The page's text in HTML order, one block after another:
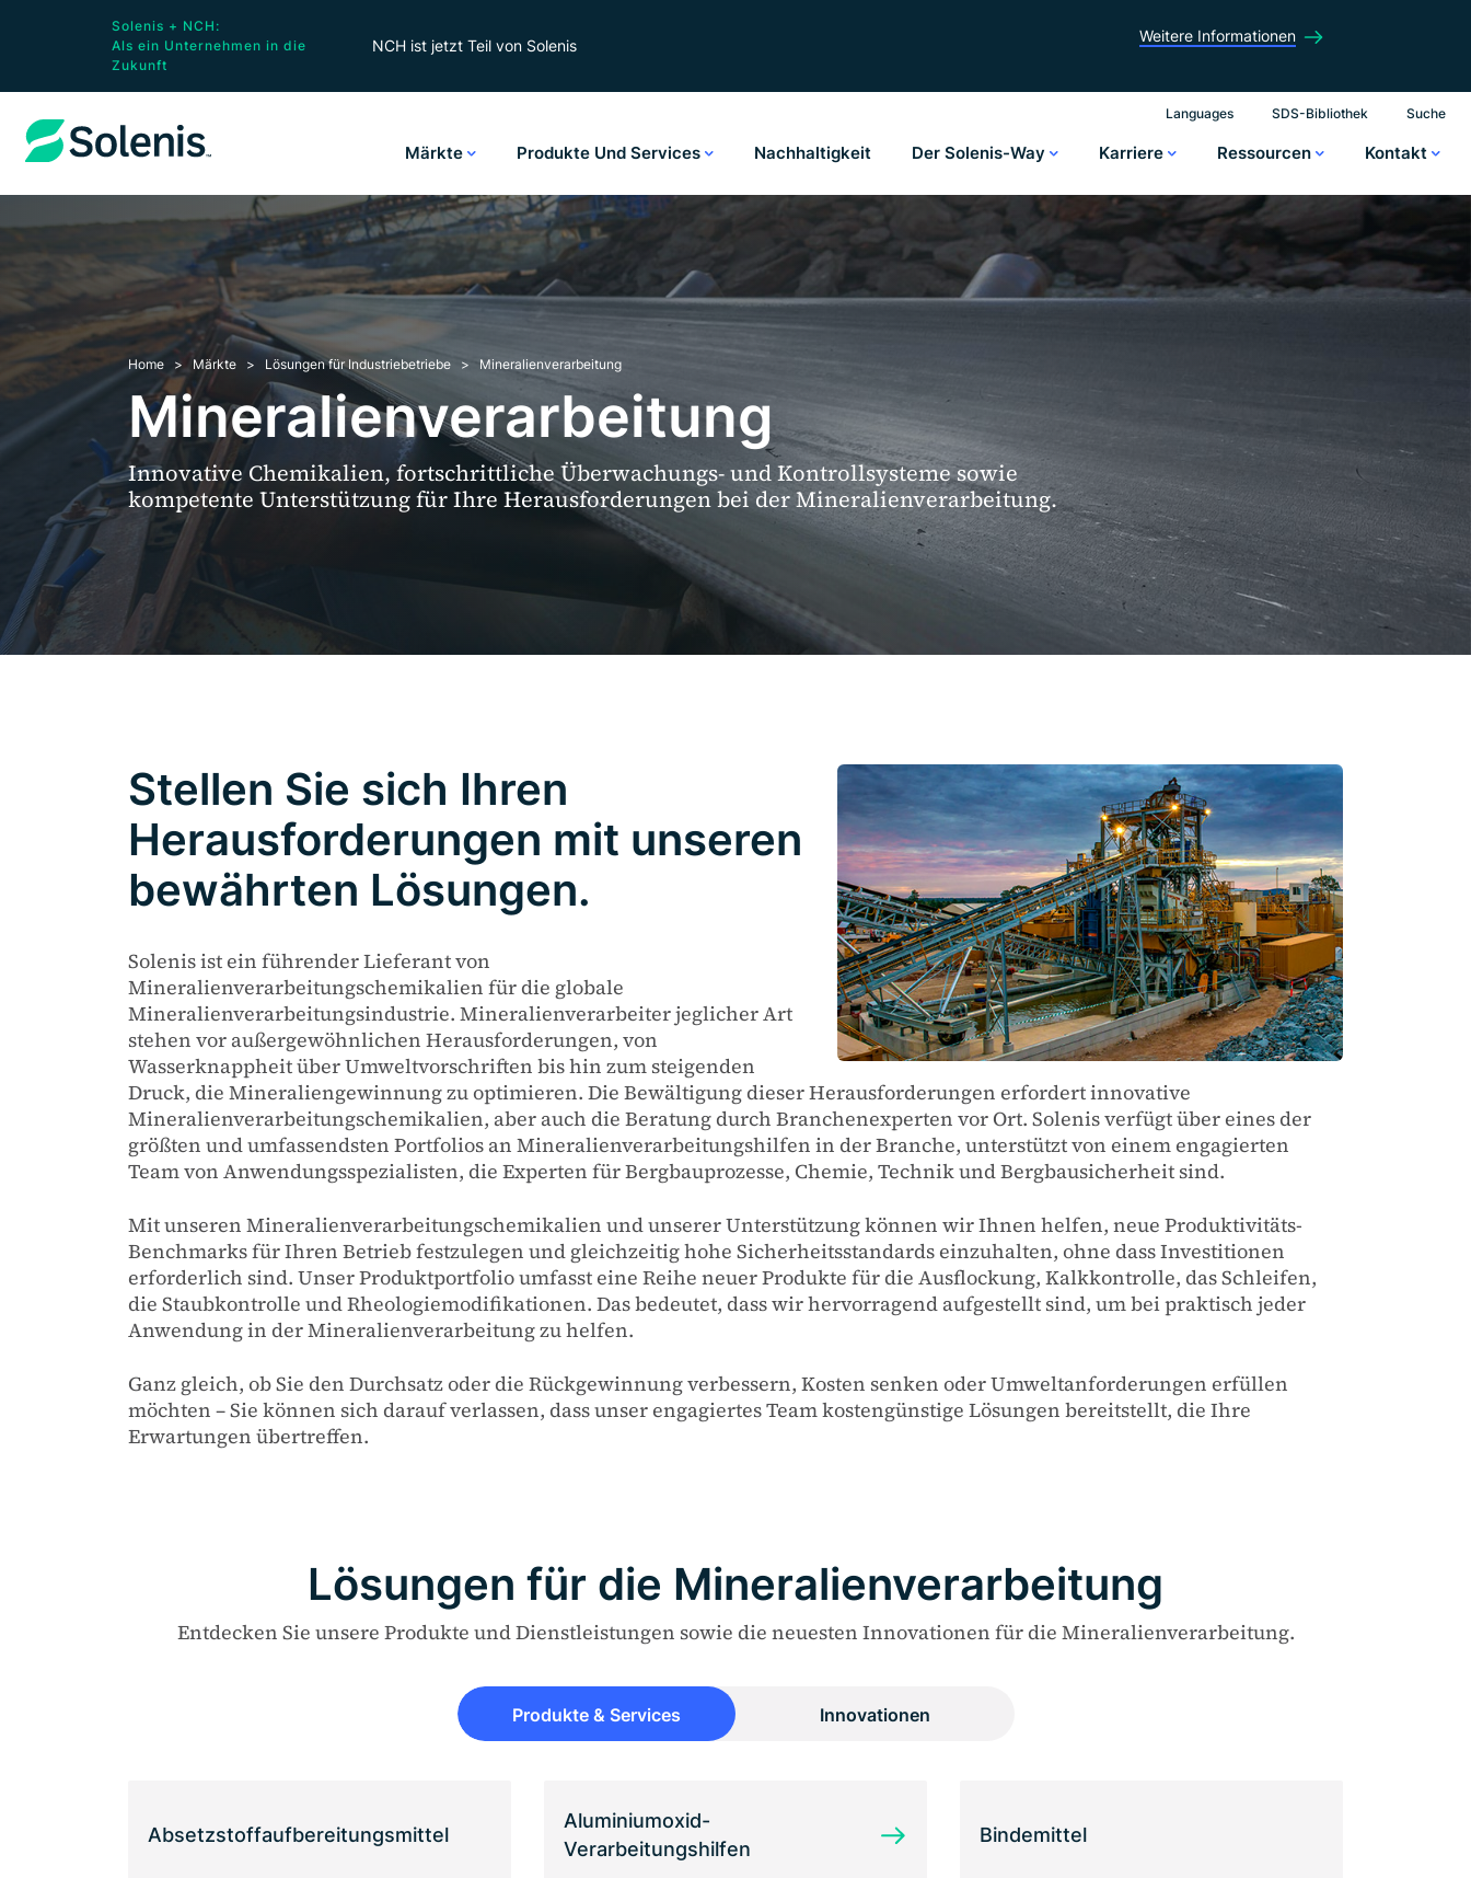
Solenis + NCH:
Als ein Unternehmen in die
Zukunft
NCH ist jetzt Teil von Solenis
Weitere Informationen
Languages SDS-Bibliothek Suche
Märkte Produkte Und Services Nachhaltigkeit Der Solenis-Way Karriere Ressourcen Kontakt
Home Märkte Lösungen für Industriebetriebe Mineralienverarbeitung
Mineralienverarbeitung
Innovative Chemikalien, fortschrittliche Überwachungs- und Kontrollsysteme sowie
kompetente Unterstützung für Ihre Herausforderungen bei der Mineralienverarbeitung.
Stellen Sie sich Ihren
Herausforderungen mit unseren
bewährten Lösungen.
Solenis ist ein führender Lieferant von
Mineralienverarbeitungschemikalien für die globale
Mineralienverarbeitungsindustrie. Mineralienverarbeiter jeglicher Art
stehen vor außergewöhnlichen Herausforderungen, von
Wasserknappheit über Umweltvorschriften bis hin zum steigenden
Druck, die Mineraliengewinnung zu optimieren. Die Bewältigung dieser Herausforderungen erfordert innovative
Mineralienverarbeitungschemikalien, aber auch die Beratung durch Branchenexperten vor Ort. Solenis verfügt über eines der
größten und umfassendsten Portfolios an Mineralienverarbeitungshilfen in der Branche, unterstützt von einem engagierten
Team von Anwendungsspezialisten, die Experten für Bergbauprozesse, Chemie, Technik und Bergbausicherheit sind.
Mit unseren Mineralienverarbeitungschemikalien und unserer Unterstützung können wir Ihnen helfen, neue Produktivitäts-
Benchmarks für Ihren Betrieb festzulegen und gleichzeitig hohe Sicherheitsstandards einzuhalten, ohne dass Investitionen
erforderlich sind. Unser Produktportfolio umfasst eine Reihe neuer Produkte für die Ausflockung, Kalkkontrolle, das Schleifen,
die Staubkontrolle und Rheologiemodifikationen. Das bedeutet, dass wir hervorragend aufgestellt sind, um bei praktisch jeder
Anwendung in der Mineralienverarbeitung zu helfen.
Ganz gleich, ob Sie den Durchsatz oder die Rückgewinnung verbessern, Kosten senken oder Umweltanforderungen erfüllen
möchten – Sie können sich darauf verlassen, dass unser engagiertes Team kostengünstige Lösungen bereitstellt, die Ihre
Erwartungen übertreffen.
Lösungen für die Mineralienverarbeitung
Entdecken Sie unsere Produkte und Dienstleistungen sowie die neuesten Innovationen für die Mineralienverarbeitung.
Produkte & Services Innovationen
Absetzstoffaufbereitungsmittel
Aluminiumoxid-
Verarbeitungshilfen
Bindemittel